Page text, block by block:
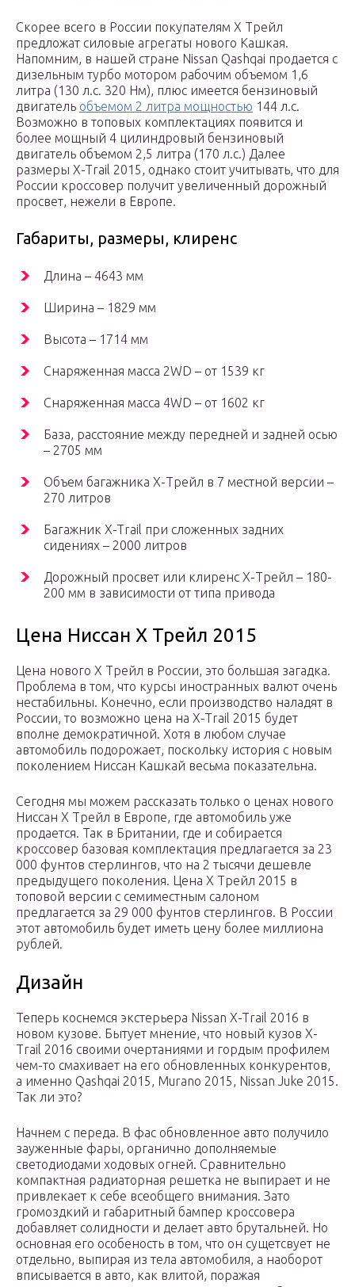
Скорее всего в России покупателям Х Трейл
предложат силовые агрегаты нового Кашкая.
Напомним, в нашей стране Nissan Qashqai продается с
дизельным турбо мотором рабочим объемом 1,6
литра (130 л.с. 320 Нм), плюс имеется бензиновый
двигатель объемом 2 литра мощностью 144 л.с.
Возможно в топовых комплектациях появится и
более мощный 4 цилиндровый бензиновый
двигатель объемом 2,5 литра (170 л.с.) Далее
размеры X-Trail 2015, однако стоит учитывать, что для
России кроссовер получит увеличенный дорожный
просвет, нежели в Европе.
Габариты, размеры, клиренс
Длина – 4643 мм
Ширина – 1829 мм
Высота – 1714 мм
Снаряженная масса 2WD – от 1539 кг
Снаряженная масса 4WD – от 1602 кг
База, расстояние между передней и задней осью
– 2705 мм
Объем багажника Х-Трейл в 7 местной версии –
270 литров
Багажник X-Trail при сложенных задних
сидениях – 2000 литров
Дорожный просвет или клиренс Х-Трейл – 180-
200 мм в зависимости от типа привода
Цена Ниссан Х Трейл 2015
Цена нового Х Трейл в России, это большая загадка.
Проблема в том, что курсы иностранных валют очень
нестабильны. Конечно, если производство наладят в
России, то возможно цена на X-Trail 2015 будет
вполне демократичной. Хотя в любом случае
автомобиль подорожает, поскольку история с новым
поколением Ниссан Кашкай весьма показательна.
Сегодня мы можем рассказать только о ценах нового
Ниссан Х Трейл в Европе, где автомобиль уже
продается. Так в Британии, где и собирается
кроссовер базовая комплектация предлагается за 23
000 фунтов стерлингов, что на 2 тысячи дешевле
предыдущего поколения. Цена Х Трейл 2015 в
топовой версии с семиместным салоном
предлагается за 29 000 фунтов стерлингов. В России
этот автомобиль будет иметь цену более миллиона
рублей.
Дизайн
Теперь коснемся экстерьера Nissan X-Trail 2016 в
новом кузове. Бытует мнение, что новый кузов X-
Trail 2016 своими очертаниями и гордым профилем
чем-то смахивает на его обновленных конкурентов,
а именно Qashqai 2015, Murano 2015, Nissan Juke 2015.
Так ли это?
Начнем с переда. В фас обновленное авто получило
зауженные фары, органично дополняемые
светодиодами ходовых огней. Сравнительно
компактная радиаторная решетка не выпирает и не
привлекает к себе всеобщего внимания. Зато
громоздкий и габаритный бампер кроссовера
добавляет солидности и делает авто брутальней. Но
основная его особеность в том, что он сущетсвует не
отдельно, выпирая из тела автомобиля, а наоборот
вписывается в авто, как влитой, поражая